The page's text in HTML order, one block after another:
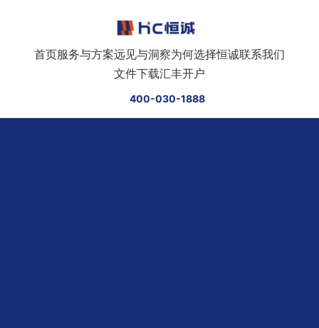
首页服务与方案远见与洞察为何选择恒诚联系我们
文件下载汇丰开户
400-030-1888